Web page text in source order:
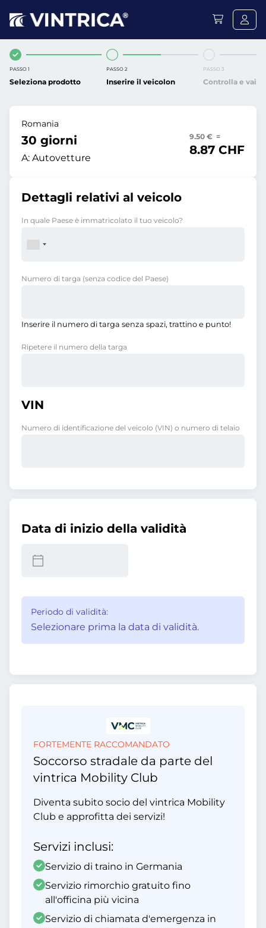
PASSO 1
Seleziona prodotto
PASSO 2
Inserire il veicolon
PASSO 3
Controlla e vai
Romania
30 giorni
A: Autovetture
9.50 € =
8.87 CHF
Dettagli relativi al veicolo
In quale Paese è immatricolato il tuo veicolo?
Numero di targa (senza codice del Paese)
Inserire il numero di targa senza spazi, trattino e punto!
Ripetere il numero della targa
VIN
Numero di identificazione del veicolo (VIN) o numero di telaio
Data di inizio della validità
Periodo di validità:
Selezionare prima la data di validità.
FORTEMENTE RACCOMANDATO
Soccorso stradale da parte del
vintrica Mobility Club
Diventa subito socio del vintrica Mobility
Club e approfitta dei servizi!
Servizi inclusi:
Servizio di traino in Germania
Servizio rimorchio gratuito fino
all'officina più vicina
Servizio di chiamata d'emergenza in